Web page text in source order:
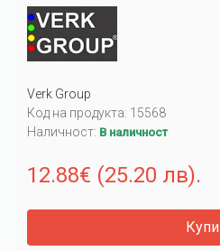
Verk Group
Код на продукта: 15568
Наличност: В наличност
12.88€ (25.20 лв).
Купи